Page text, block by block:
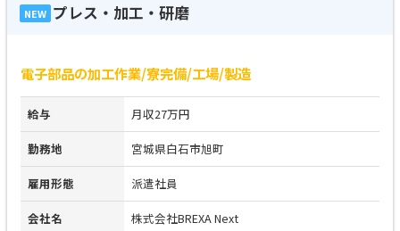
NEW プレス・加工・研磨
電子部品の加工作業/寮完備/工場/製造
給与 月収27万円
勤務地 宮城県白石市旭町
雇用形態 派遣社員
会社名 株式会社BREXA Next